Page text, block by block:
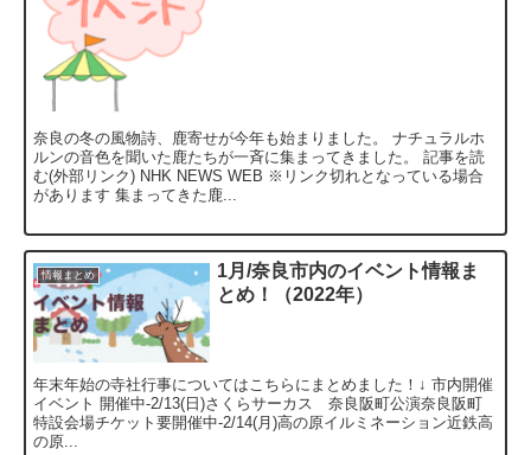
奈良の冬の風物詩、鹿寄せが今年も始まりました。 ナチュラルホ
ルンの音色を聞いた鹿たちが一斉に集まってきました。 記事を読
む(外部リンク) NHK NEWS WEB ※リンク切れとなっている場合
があります 集まってきた鹿...
情報まとめ
1月/奈良市内のイベント情報ま
とめ！（2022年）
年末年始の寺社行事についてはこちらにまとめました！↓ 市内開催
イベント 開催中-2/13(日)さくらサーカス 奈良阪町公演奈良阪町
特設会場チケット要開催中-2/14(月)高の原イルミネーション近鉄高
の原...